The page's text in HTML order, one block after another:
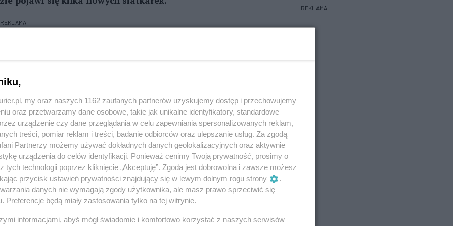
REKLAMA
o zakończenie współpracy z trenerem Dawidem
startem przełomowego sezonu 2024/2025. To
mistrzostwa Polski i wskutek wdrożenia
wymieniono niemal cały zespół.
rozgrywkowym trener Dawid Michor
w ekstraklasie to jeszcze awansował do play-
sezonu. W kolejnym sezonie Michor
obejmie nowy klub w Tauron Lidze - Sokół
może zająć Przemysław Kawka były II
Stambuł z Ferhatem Akbasem.
za wsparcie,
REKLAMA
my oraz naszych 1162 zaufanych partnerów uzyskujemy dostęp i przechowujemy
oraz przetwarzamy dane osobowe, takie jak unikalne identyfikatory, standardowe
urządzenie czy dane przeglądania w celu zapewniania spersonalizowanych reklam,
treści, pomiar reklam i treści, badanie odbiorców oraz ulepszanie usług. Za zgodą
Partnerzy możemy używać dokładnych danych geolokalizacyjnych oraz aktywnie
urządzenia do celów identyfikacji. Ponieważ cenimy Twoją prywatność, prosimy o
tych technologii poprzez kliknięcie „Akceptuję”. Zgoda jest dobrowolna i zawsze możesz
przycisk ustawień prywatności znajdujący się w lewym dolnym rogu strony
danych nie wymagają zgody użytkownika, ale masz prawo sprzeciwić się
Preferencje będą miały zastosowania tylko na tej witrynie.
informacjami, abyś mógł świadomie i komfortowo korzystać z naszych serwisów